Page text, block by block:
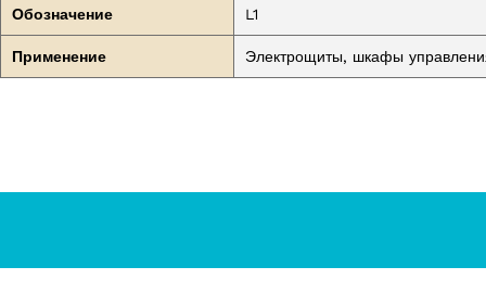
Обозначение L1
Применение Электрощиты, шкафы